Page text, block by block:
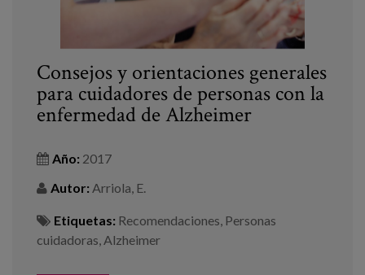
Consejos y orientaciones generales
para cuidadores de personas con la
enfermedad de Alzheimer
Año: 2017
Autor: Arriola, E.
Etiquetas: Recomendaciones, Personas
cuidadoras, Alzheimer